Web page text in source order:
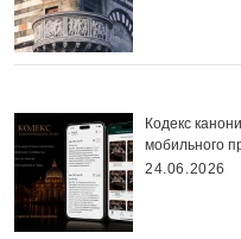
Кодекс
мобильного
24.06.2026